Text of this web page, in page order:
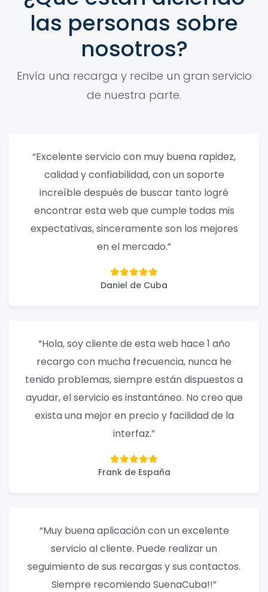
las personas sobre
nosotros?
Envía una recarga y recibe un gran servicio
de nuestra parte.
“Excelente servicio con muy buena rapidez,
calidad y confiabilidad, con un soporte
increíble después de buscar tanto logré
encontrar esta web que cumple todas mis
expectativas, sinceramente son los mejores
en el mercado.”
Daniel de Cuba
“Hola, soy cliente de esta web hace 1 año
recargo con mucha frecuencia, nunca he
tenido problemas, siempre están dispuestos a
ayudar, el servicio es instantáneo. No creo que
exista una mejor en precio y facilidad de la
interfaz.”
Frank de España
“Muy buena aplicación con un excelente
servicio al cliente. Puede realizar un
seguimiento de sus recargas y sus contactos.
Siempre recomiendo SuenaCuba!!”